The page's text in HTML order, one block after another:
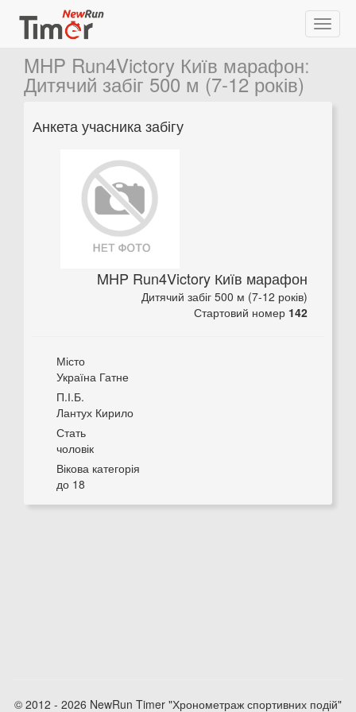
MHP Run4Victory Київ марафон:
Дитячий забіг 500 м (7-12 років)
Анкета учасника забігу
MHP Run4Victory Київ марафон
Дитячий забіг 500 м (7-12 років)
Стартовий номер 142
Місто
Україна Гатне
П.І.Б.
Лантух Кирило
Стать
чоловік
Вікова категорія
до 18
© 2012 - 2026 NewRun Timer "Хронометраж спортивних подій"